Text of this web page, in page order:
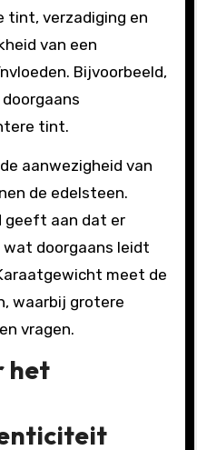
tint, verzadiging en
van een
Bijvoorbeeld,
tint.
aanwezigheid van
de edelsteen.
geeft aan dat er
doorgaans leidt
meet de
waarbij grotere
vragen.
het